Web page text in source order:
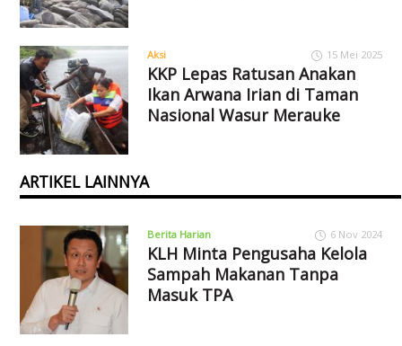
Aksi 15 Mei 2025
KKP Lepas Ratusan Anakan
Ikan Arwana Irian di Taman
Nasional Wasur Merauke
ARTIKEL LAINNYA
Berita Harian 6 Nov 2024
KLH Minta Pengusaha Kelola
Sampah Makanan Tanpa
Masuk TPA